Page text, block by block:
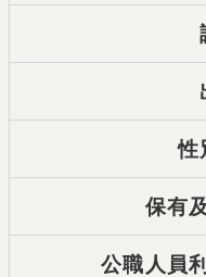
性
保有
公職人員